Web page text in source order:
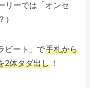
リーでは「オンセ
）
ビート」で手札から
2体タダ出し ！